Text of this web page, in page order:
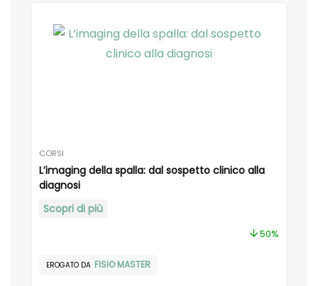
CORSI
L’imaging della spalla: dal sospetto clinico alla
diagnosi
Scopri di più
50%
EROGATO DA FISIO MASTER